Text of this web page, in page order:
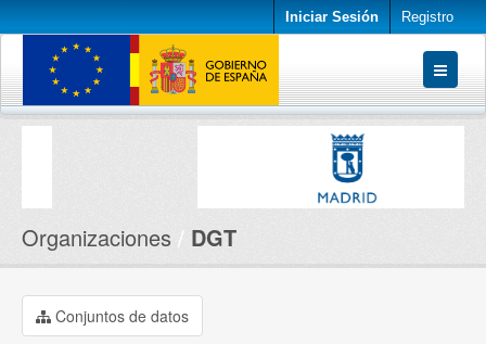
Iniciar Sesión Registro
Conjuntos de datos
Organizaciones DGT
Conjuntos de datos